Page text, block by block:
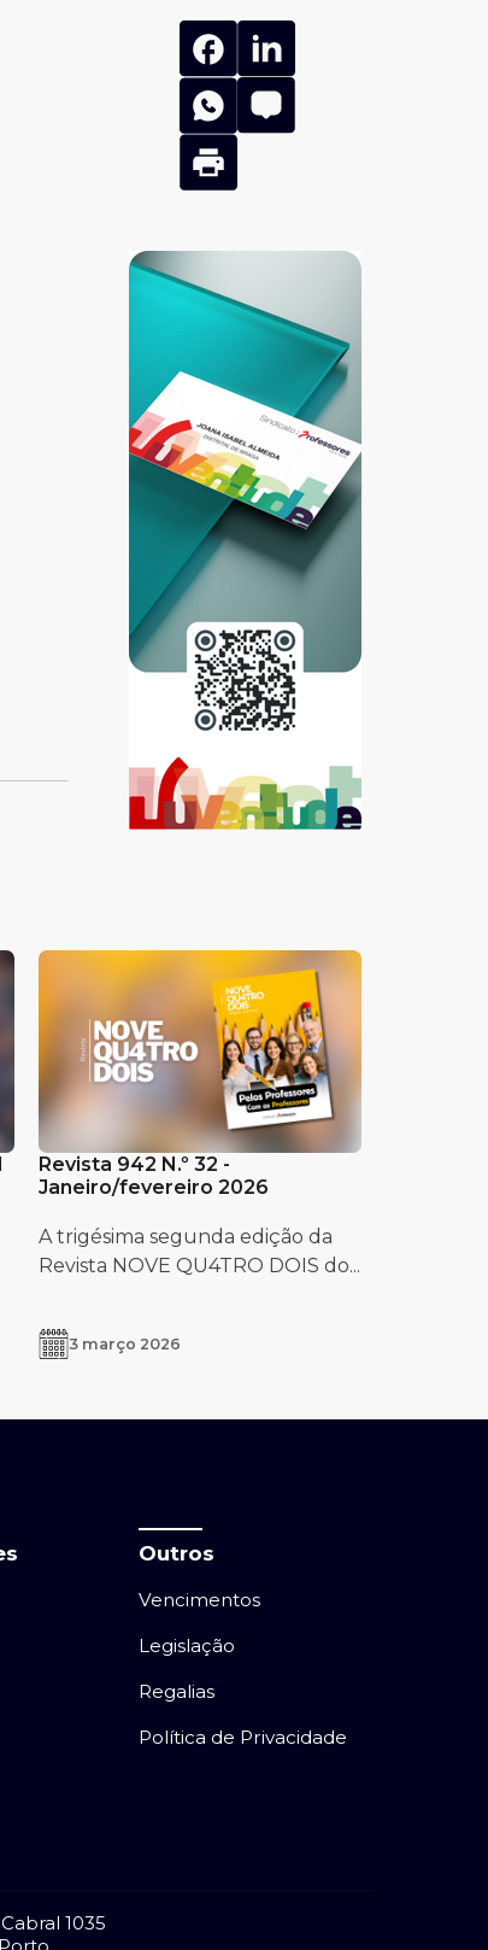
Revista 942 N.º 32 -
Janeiro/fevereiro 2026
A trigésima segunda edição da
Revista NOVE QU4TRO DOIS do...
3 março 2026
Outros
Vencimentos
Legislação
Regalias
Política de Privacidade
1035